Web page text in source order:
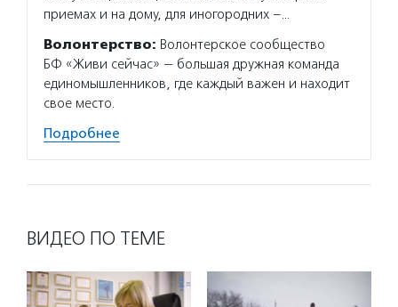
приемах и на дому, для иногородних –…
Волонтерство: Волонтерское сообщество
БФ «Живи сейчас» — большая дружная команда
единомышленников, где каждый важен и находит
свое место.
Подробнее
ВИДЕО ПО ТЕМЕ